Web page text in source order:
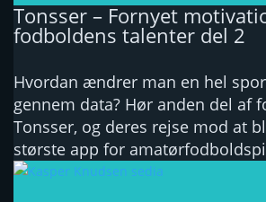
Tonsser – Fornyet
fodboldens talenter del 2
Hvordan ændrer man en hel
gennem data? Hør anden del af
Tonsser, og deres rejse mod at
største app for